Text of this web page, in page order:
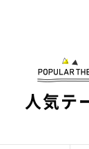
人気テ